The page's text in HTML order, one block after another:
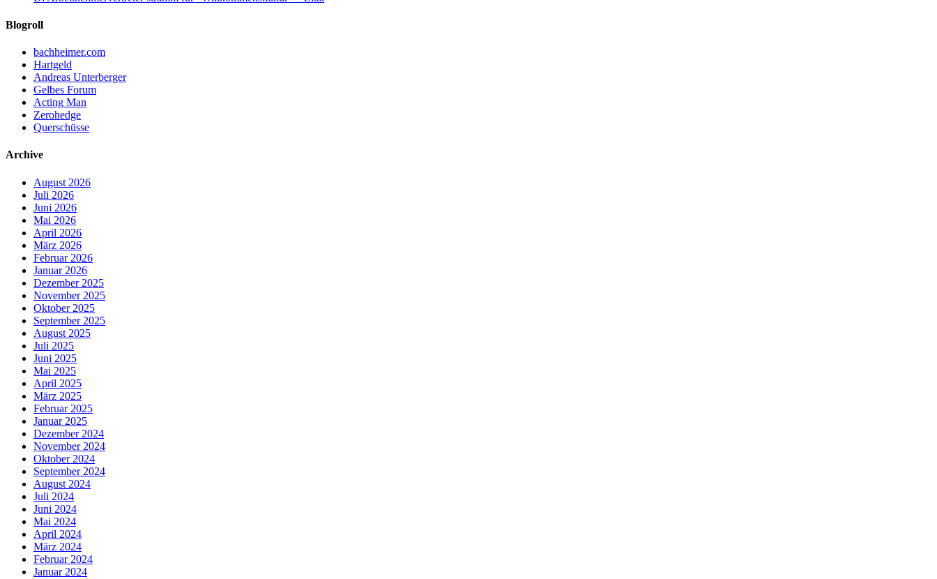
Blogroll
bachheimer.com
Hartgeld
Andreas Unterberger
Gelbes Forum
Acting Man
Zerohedge
Querschüsse
Archive
August 2026
Juli 2026
Juni 2026
Mai 2026
April 2026
März 2026
Februar 2026
Januar 2026
Dezember 2025
November 2025
Oktober 2025
September 2025
August 2025
Juli 2025
Juni 2025
Mai 2025
April 2025
März 2025
Februar 2025
Januar 2025
Dezember 2024
November 2024
Oktober 2024
September 2024
August 2024
Juli 2024
Juni 2024
Mai 2024
April 2024
März 2024
Februar 2024
Januar 2024